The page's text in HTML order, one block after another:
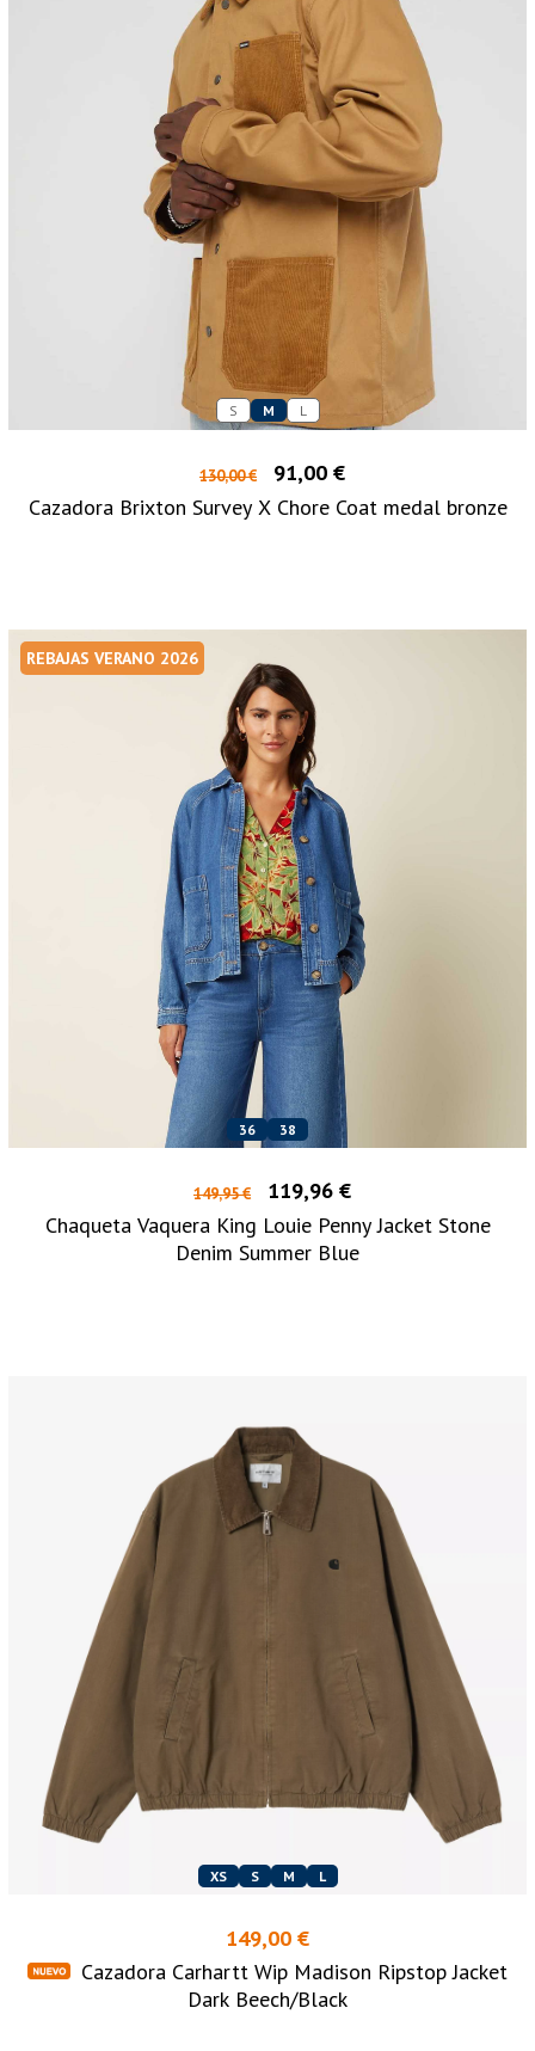
S M L
130,00 €
91,00 €
Cazadora Brixton Survey X Chore Coat medal bronze
REBAJAS VERANO 2026
36 38
149,95 €
119,96 €
Chaqueta Vaquera King Louie Penny Jacket Stone
Denim Summer Blue
XS S M L
149,00 €
Cazadora Carhartt Wip Madison Ripstop Jacket
Dark Beech/Black